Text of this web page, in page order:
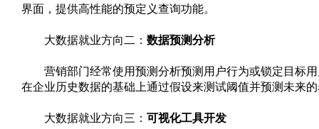
界面，提供高性能的预定义查询功能。
大数据就业方向二： 数据预测分析
营销部门经常使用预测分析预测用户行为或锁定目标用
在企业历史数据的基础上通过假设来测试阈值并预测未来
大数据就业方向三： 可视化工具开发